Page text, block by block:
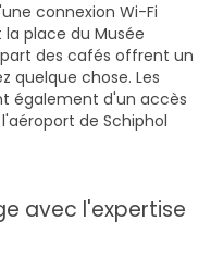
connexion Wi-Fi
place du Musée
des cafés offrent un
quelque chose. Les
également d'un accès
de Schiphol
avec l'expertise